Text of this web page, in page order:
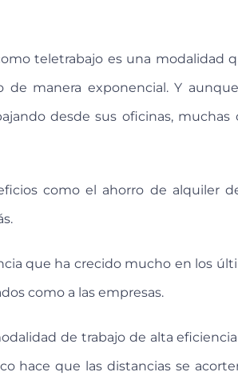
teletrabajo es una modalidad
manera exponencial. Y
desde sus oficinas, muchas
como el ahorro de alquiler
que ha crecido mucho en los
como a las empresas.
de trabajo de alta
hace que las distancias se